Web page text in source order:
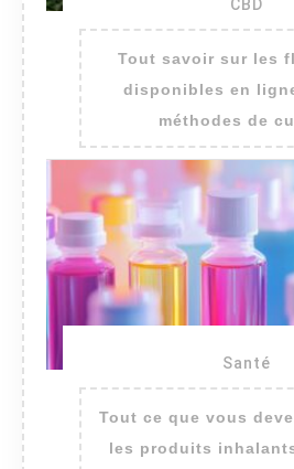
CBD
Tout savoir sur les
disponibles en
méthodes de
Santé
Tout ce que vous
les produits